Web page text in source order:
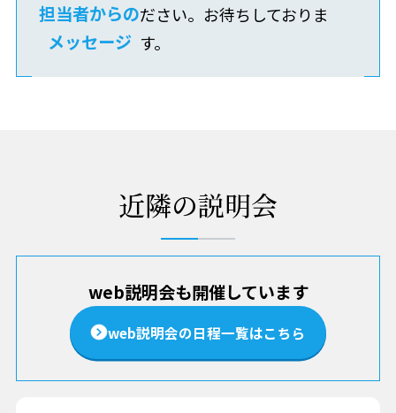
担当者からの
メッセージ
ださい。お待ちしておりま
す。
近隣の説明会
web説明会も開催しています
web説明会の日程一覧はこちら